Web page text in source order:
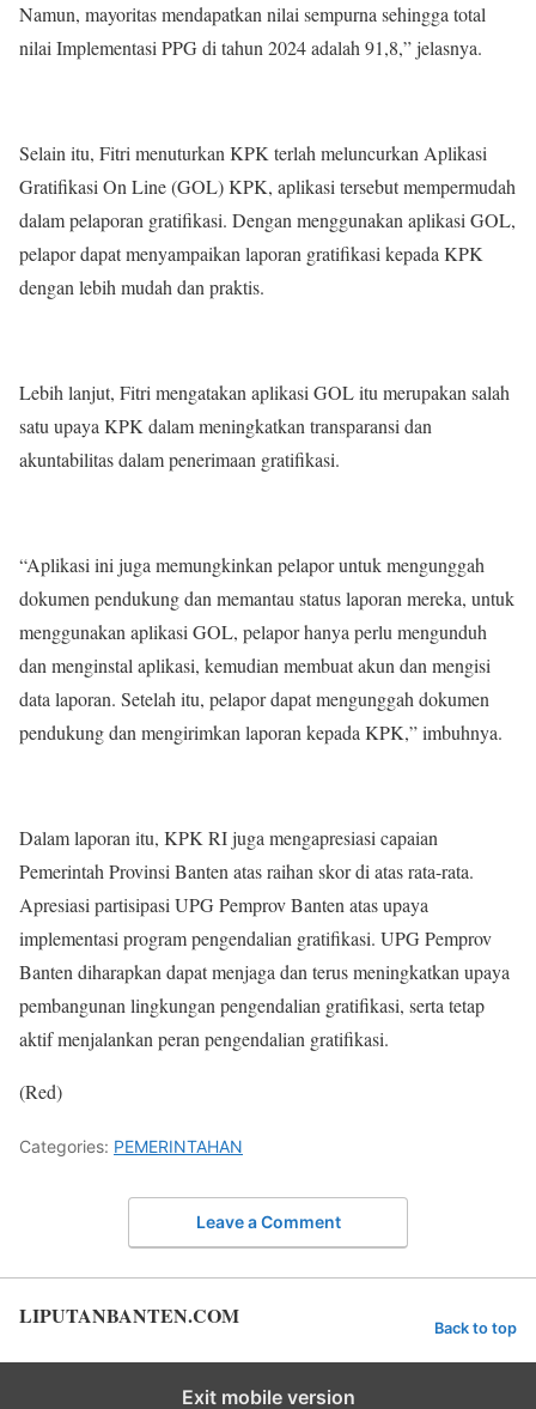
Namun, mayoritas mendapatkan nilai sempurna sehingga total
nilai Implementasi PPG di tahun 2024 adalah 91,8,” jelasnya.
Selain itu, Fitri menuturkan KPK terlah meluncurkan Aplikasi
Gratifikasi On Line (GOL) KPK, aplikasi tersebut mempermudah
dalam pelaporan gratifikasi. Dengan menggunakan aplikasi GOL,
pelapor dapat menyampaikan laporan gratifikasi kepada KPK
dengan lebih mudah dan praktis.
Lebih lanjut, Fitri mengatakan aplikasi GOL itu merupakan salah
satu upaya KPK dalam meningkatkan transparansi dan
akuntabilitas dalam penerimaan gratifikasi.
“Aplikasi ini juga memungkinkan pelapor untuk mengunggah
dokumen pendukung dan memantau status laporan mereka, untuk
menggunakan aplikasi GOL, pelapor hanya perlu mengunduh
dan menginstal aplikasi, kemudian membuat akun dan mengisi
data laporan. Setelah itu, pelapor dapat mengunggah dokumen
pendukung dan mengirimkan laporan kepada KPK,” imbuhnya.
Dalam laporan itu, KPK RI juga mengapresiasi capaian
Pemerintah Provinsi Banten atas raihan skor di atas rata-rata.
Apresiasi partisipasi UPG Pemprov Banten atas upaya
implementasi program pengendalian gratifikasi. UPG Pemprov
Banten diharapkan dapat menjaga dan terus meningkatkan upaya
pembangunan lingkungan pengendalian gratifikasi, serta tetap
aktif menjalankan peran pengendalian gratifikasi.
(Red)
Categories: PEMERINTAHAN
Leave a Comment
LIPUTANBANTEN.COM Back to top
Exit mobile version